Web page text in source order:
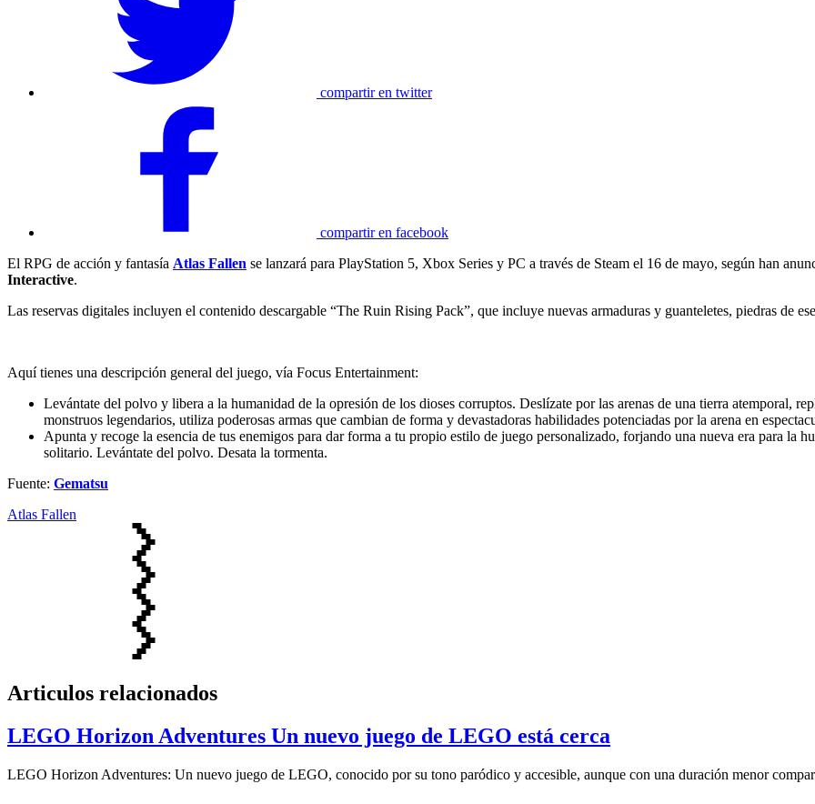
compartir en twitter
compartir en facebook
El RPG de acción y fantasía Atlas Fallen se lanzará para PlayStation 5, Xbox Series y PC a través de Steam el 16 de mayo, según han
Interactive.
Las reservas digitales incluyen el contenido descargable “The Ruin Rising Pack”, que incluye nuevas armaduras y guanteletes, piedras de
Aquí tienes una descripción general del juego, vía Focus Entertainment:
Levántate del polvo y libera a la humanidad de la opresión de los dioses corruptos. Deslízate por las arenas de una tierra atemporal,
monstruos legendarios, utiliza poderosas armas que cambian de forma y devastadoras habilidades potenciadas por la arena en
Apunta y recoge la esencia de tus enemigos para dar forma a tu propio estilo de juego personalizado, forjando una nueva era para la
solitario. Levántate del polvo. Desata la tormenta.
Fuente: Gematsu
Atlas Fallen
Articulos relacionados
LEGO Horizon Adventures Un nuevo juego de LEGO está cerca
LEGO Horizon Adventures: Un nuevo juego de LEGO, conocido por su tono paródico y accesible, aunque con una duración menor